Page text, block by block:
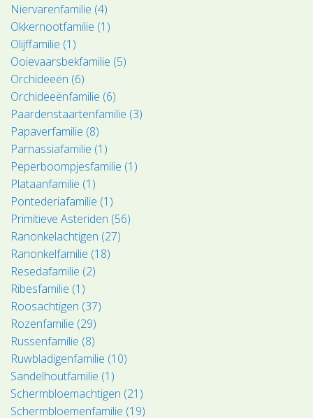
Niervarenfamilie (4)
Okkernootfamilie (1)
Olijffamilie (1)
Ooievaarsbekfamilie (5)
Orchideeën (6)
Orchideeënfamilie (6)
Paardenstaartenfamilie (3)
Papaverfamilie (8)
Parnassiafamilie (1)
Peperboompjesfamilie (1)
Plataanfamilie (1)
Pontederiafamilie (1)
Primitieve Asteriden (56)
Ranonkelachtigen (27)
Ranonkelfamilie (18)
Resedafamilie (2)
Ribesfamilie (1)
Roosachtigen (37)
Rozenfamilie (29)
Russenfamilie (8)
Ruwbladigenfamilie (10)
Sandelhoutfamilie (1)
Schermbloemachtigen (21)
Schermbloemenfamilie (19)